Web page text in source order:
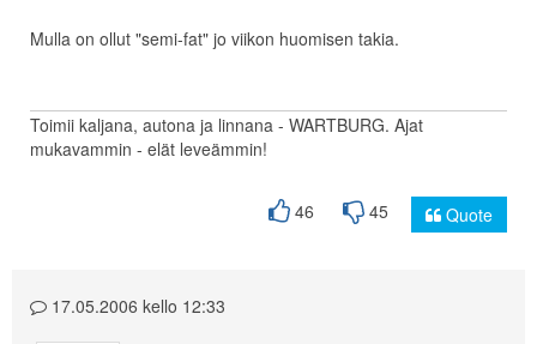
Mulla on ollut "semi-fat" jo viikon huomisen takia.
Toimii kaljana, autona ja linnana - WARTBURG. Ajat
mukavammin - elät leveämmin!
46 45 Quote
17.05.2006 kello 12:33